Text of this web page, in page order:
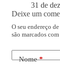
31 de
Deixe um
O seu endereço
são marcados com
Nome*